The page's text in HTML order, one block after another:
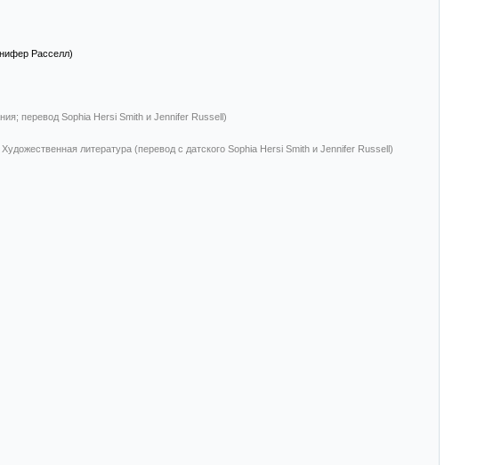
Расселл)
перевод Sophia Hersi Smith и Jennifer Russell)
Художественная литература (перевод с датского Sophia Hersi Smith и Jennifer Russell)